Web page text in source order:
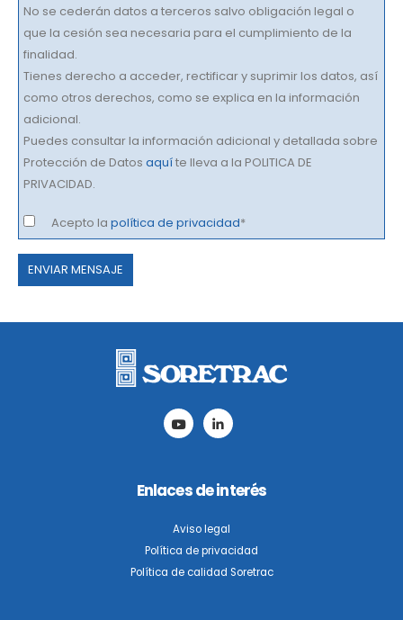
No se cederán datos a terceros salvo obligación legal o
que la cesión sea necesaria para el cumplimiento de la
finalidad.
Tienes derecho a acceder, rectificar y suprimir los datos, así
como otros derechos, como se explica en la información
adicional.
Puedes consultar la información adicional y detallada sobre
Protección de Datos aquíte lleva a la POLITICA DE
PRIVACIDAD.
Acepto la política de privacidad*
Por
favor,
este
Enlaces de interés
Aviso legal
Política de privacidad
Política de calidad Soretrac